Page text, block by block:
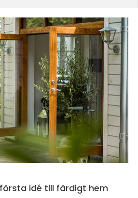
från första idé till färdigt hem